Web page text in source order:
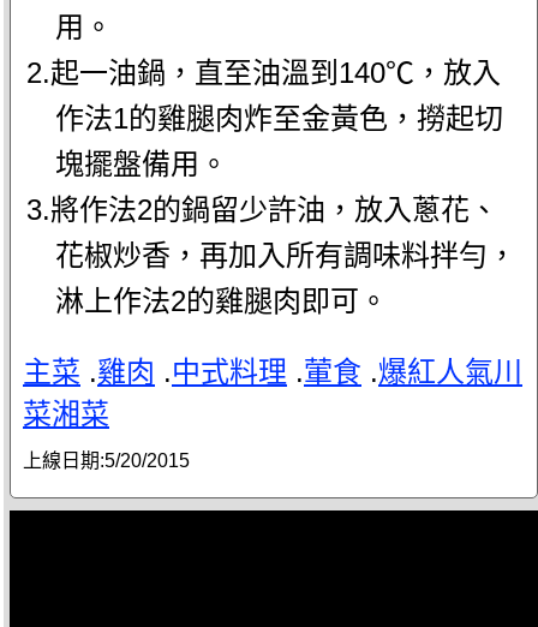
用。
2.起一油鍋，直至油溫到140℃，放入
作法1的雞腿肉炸至金黃色，撈起切
塊擺盤備用。
3.將作法2的鍋留少許油，放入蔥花、
花椒炒香，再加入所有調味料拌勻，
淋上作法2的雞腿肉即可。
主菜 .雞肉 .中式料理 .葷食 .爆紅人氣川
菜湘菜
上線日期:5/20/2015